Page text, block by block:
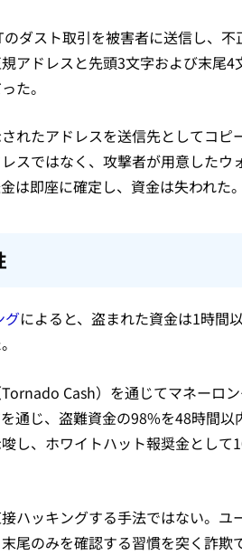
ダスト取引を被害者に送信し、
アドレスと先頭3文字および末尾4
た。
れたアドレスを送信先としてコピ
スではなく、攻撃者が用意したウ
は即座に確定し、資金は失われた。
グによると、盗まれた資金は1時間
Cash）を通じてマネーロ
通じ、盗難資金の98%を48時間以
し、ホワイトハット報奨金として
ハッキングする手法ではない。ユ
尾のみを確認する習慣を突く詐欺